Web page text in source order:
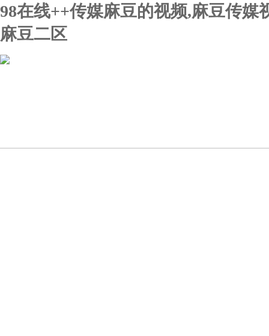
98在线++传媒麻豆的视频,麻豆传
麻豆二区